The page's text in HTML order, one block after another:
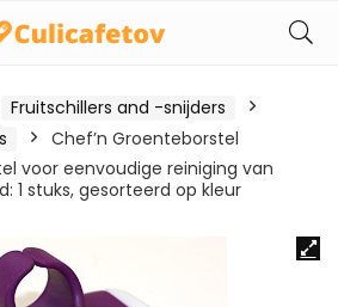
Fruitschillers and -snijders
Chef’n Groenteborstel
voor eenvoudige reiniging van
1 stuks, gesorteerd op kleur